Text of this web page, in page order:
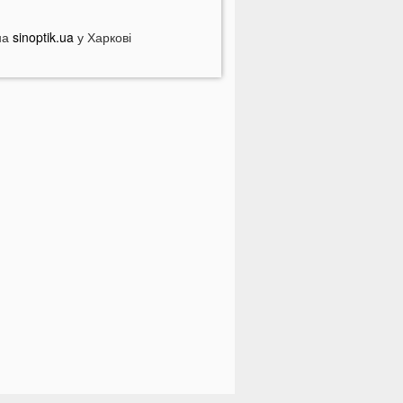
за комуналку: у чому
заході України у ТЦК масово
sinoptik.uaу Харкові